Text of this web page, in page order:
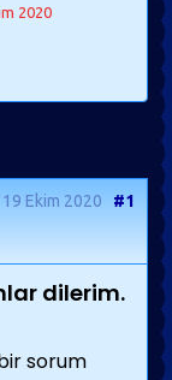
2020
19 Ekim 2020 #1
dilerim.
sorum